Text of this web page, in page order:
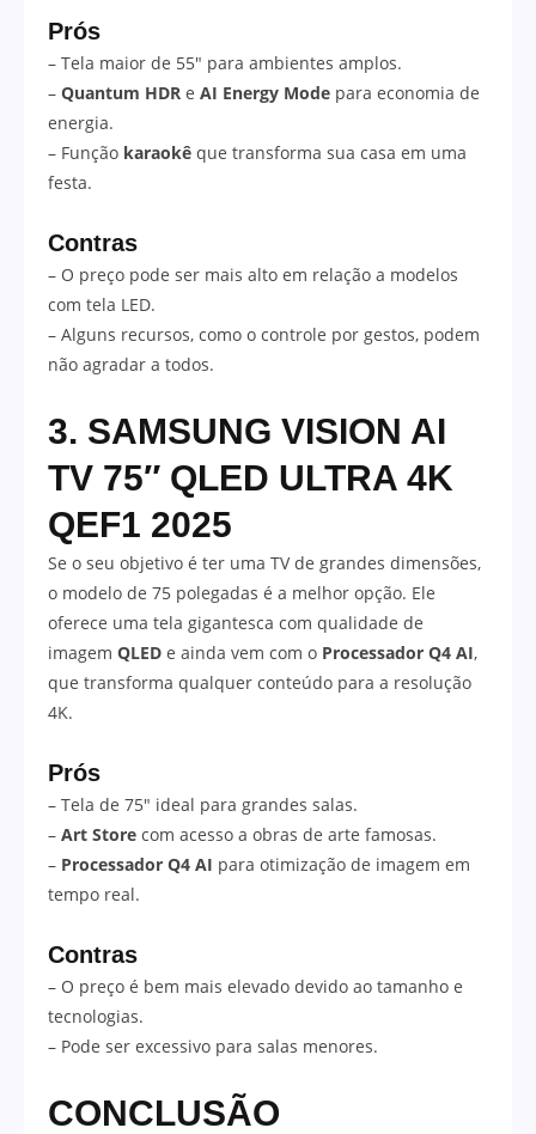
Prós
– Tela maior de 55″ para ambientes amplos.
– Quantum HDR e AI Energy Mode para economia de
energia.
– Função karaokê que transforma sua casa em uma
festa.
Contras
– O preço pode ser mais alto em relação a modelos
com tela LED.
– Alguns recursos, como o controle por gestos, podem
não agradar a todos.
3. SAMSUNG VISION AI
TV 75″ QLED ULTRA 4K
QEF1 2025
Se o seu objetivo é ter uma TV de grandes dimensões,
o modelo de 75 polegadas é a melhor opção. Ele
oferece uma tela gigantesca com qualidade de
imagem QLED e ainda vem com o Processador Q4 AI,
que transforma qualquer conteúdo para a resolução
4K.
Prós
– Tela de 75″ ideal para grandes salas.
– Art Store com acesso a obras de arte famosas.
– Processador Q4 AI para otimização de imagem em
tempo real.
Contras
– O preço é bem mais elevado devido ao tamanho e
tecnologias.
– Pode ser excessivo para salas menores.
CONCLUSÃO